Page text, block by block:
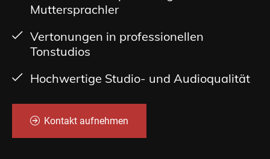
Muttersprachler
Vertonungen in professionellen
Tonstudios
Hochwertige Studio- und Audioqualität
Kontakt aufnehmen